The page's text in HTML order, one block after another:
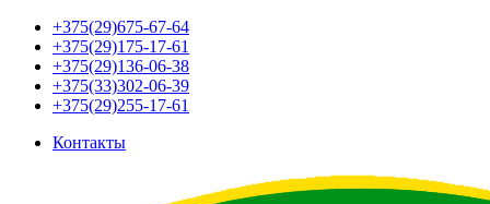
+375(29)675-67-64
+375(29)175-17-61
+375(29)136-06-38
+375(33)302-06-39
+375(29)255-17-61
Контакты